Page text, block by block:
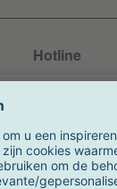
Hotline
kunt u betalen